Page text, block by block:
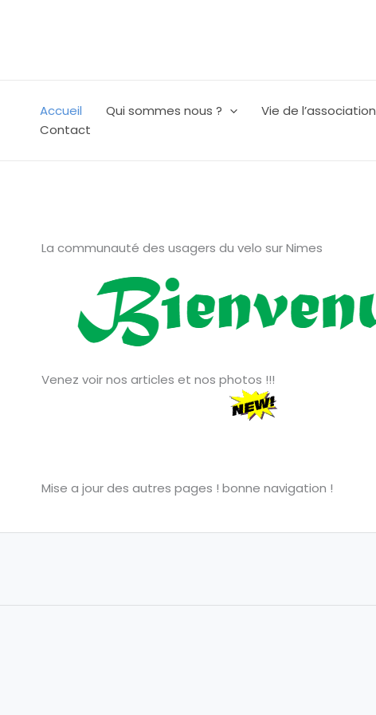
Accueil Qui sommes nous ? Vie de l’association
Contact
La communauté des usagers du velo sur Nimes
Venez voir nos articles et nos photos !!!
Mise a jour des autres pages ! bonne navigation !